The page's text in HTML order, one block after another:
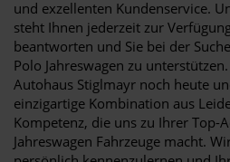
und exzellenten Kundenservice.
steht Ihnen jederzeit zur
beantworten und Sie bei der
Polo Jahreswagen zu
Autohaus Stiglmayr noch heute
einzigartige Kombination aus
Kompetenz, die uns zu Ihrer Top-
Jahreswagen Fahrzeuge macht.